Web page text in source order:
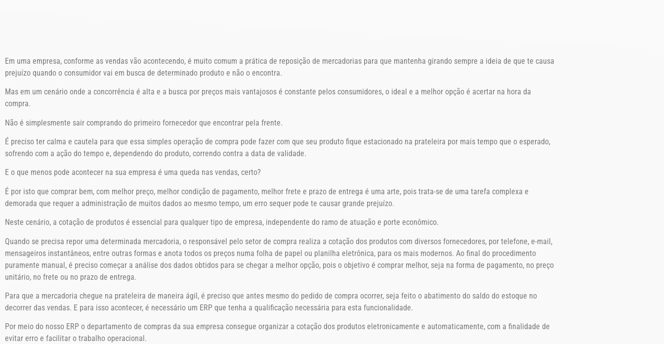
Em uma empresa, conforme as vendas vão acontecendo, é muito comum a prática de reposição de mercadorias para que mantenha girando sempre a ideia de que te causa
prejuízo quando o consumidor vai em busca de determinado produto e não o encontra.
Mas em um cenário onde a concorrência é alta e a busca por preços mais vantajosos é constante pelos consumidores, o ideal e a melhor opção é acertar na hora da
compra.
Não é simplesmente sair comprando do primeiro fornecedor que encontrar pela frente.
É preciso ter calma e cautela para que essa simples operação de compra pode fazer com que seu produto fique estacionado na prateleira por mais tempo que o esperado,
sofrendo com a ação do tempo e, dependendo do produto, correndo contra a data de validade.
E o que menos pode acontecer na sua empresa é uma queda nas vendas, certo?
É por isto que comprar bem, com melhor preço, melhor condição de pagamento, melhor frete e prazo de entrega é uma arte, pois trata-se de uma tarefa complexa e
demorada que requer a administração de muitos dados ao mesmo tempo, um erro sequer pode te causar grande prejuízo.
Neste cenário, a cotação de produtos é essencial para qualquer tipo de empresa, independente do ramo de atuação e porte econômico.
Quando se precisa repor uma determinada mercadoria, o responsável pelo setor de compra realiza a cotação dos produtos com diversos fornecedores, por telefone, e-mail,
mensageiros instantâneos, entre outras formas e anota todos os preços numa folha de papel ou planilha eletrônica, para os mais modernos. Ao final do procedimento
puramente manual, é preciso começar a análise dos dados obtidos para se chegar a melhor opção, pois o objetivo é comprar melhor, seja na forma de pagamento, no preço
unitário, no frete ou no prazo de entrega.
Para que a mercadoria chegue na prateleira de maneira ágil, é preciso que antes mesmo do pedido de compra ocorrer, seja feito o abatimento do saldo do estoque no
decorrer das vendas. E para isso acontecer, é necessário um ERP que tenha a qualificação necessária para esta funcionalidade.
Por meio do nosso ERP o departamento de compras da sua empresa consegue organizar a cotação dos produtos eletronicamente e automaticamente, com a finalidade de
evitar erro e facilitar o trabalho operacional.